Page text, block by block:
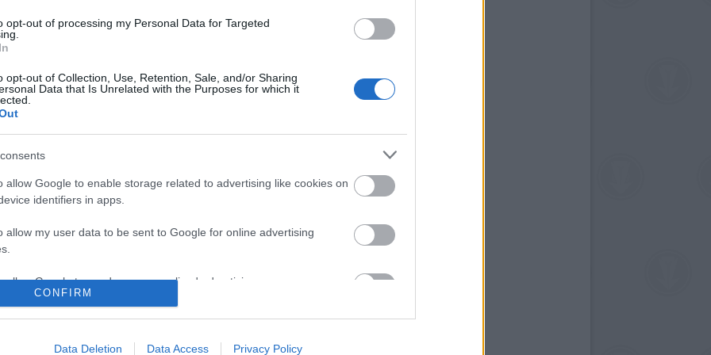
opt-out of processing my Personal Data for Targeted
opt-out of Collection, Use, Retention, Sale, and/or Sharing
Data that Is Unrelated with the Purposes for which it
allow Google to enable storage related to advertising like cookies on
identifiers in apps.
allow my user data to be sent to Google for online advertising
allow Google to send me personalized advertising.
allow Google to enable storage related to analytics like cookies on
CONFIRM
Data Deletion Data Access Privacy Policy
VECSEI H.
MIKLÓS A
ZSÁMBÉKI NYÁRI
SZÍNHÁZRÓL
LETT AZ ÉV
JAZZ ALBUMA
ÜNNEPE: HÁROM
NAPOS
HÉTVÉGÉN